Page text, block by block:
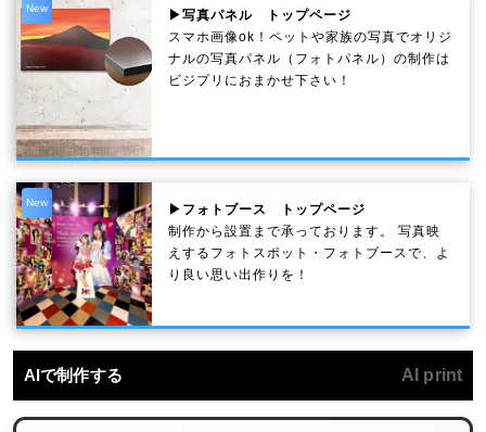
New
▶写真パネル トップページ
スマホ画像ok！ペットや家族の写真でオリジ
ナルの写真パネル（フォトパネル）の制作は
ビジプリにおまかせ下さい！
New
▶フォトブース トップページ
制作から設置まで承っております。 写真映
えするフォトスポット・フォトブースで、よ
り良い思い出作りを！
AIで制作する AI print